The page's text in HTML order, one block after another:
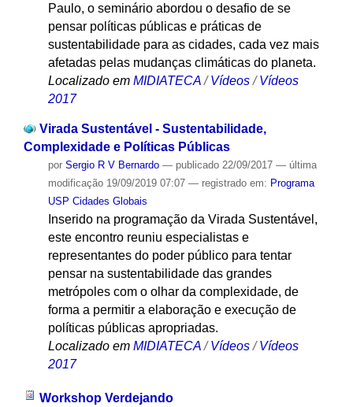
Paulo, o seminário abordou o desafio de se
pensar políticas públicas e práticas de
sustentabilidade para as cidades, cada vez mais
afetadas pelas mudanças climáticas do planeta.
Localizado em MIDIATECA /Vídeos /Vídeos
2017
Virada Sustentável - Sustentabilidade,
Complexidade e Políticas Públicas
por Sergio R V Bernardo — publicado22/09/2017 — última
modificação19/09/2019 07:07 — registrado em: Programa
USP Cidades Globais
Inserido na programação da Virada Sustentável,
este encontro reuniu especialistas e
representantes do poder público para tentar
pensar na sustentabilidade das grandes
metrópoles com o olhar da complexidade, de
forma a permitir a elaboração e execução de
políticas públicas apropriadas.
Localizado em MIDIATECA /Vídeos /Vídeos
2017
Workshop Verdejando